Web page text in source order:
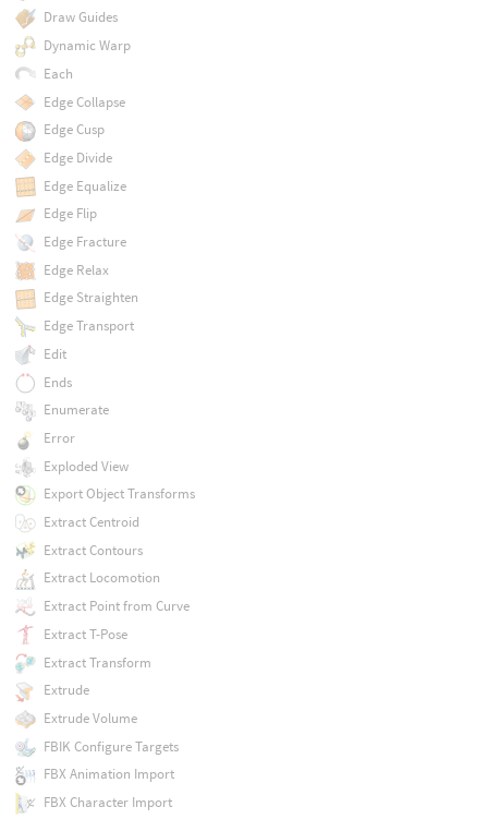
Draw Guides
Dynamic Warp
Each
Edge Collapse
Edge Cusp
Edge Divide
Edge Equalize
Edge Flip
Edge Fracture
Edge Relax
Edge Straighten
Edge Transport
Edit
Ends
Enumerate
Error
Exploded View
Export Object Transforms
Extract Centroid
Extract Contours
Extract Locomotion
Extract Point from Curve
Extract T-Pose
Extract Transform
Extrude
Extrude Volume
FBIK Configure Targets
FBX Animation Import
FBX Character Import